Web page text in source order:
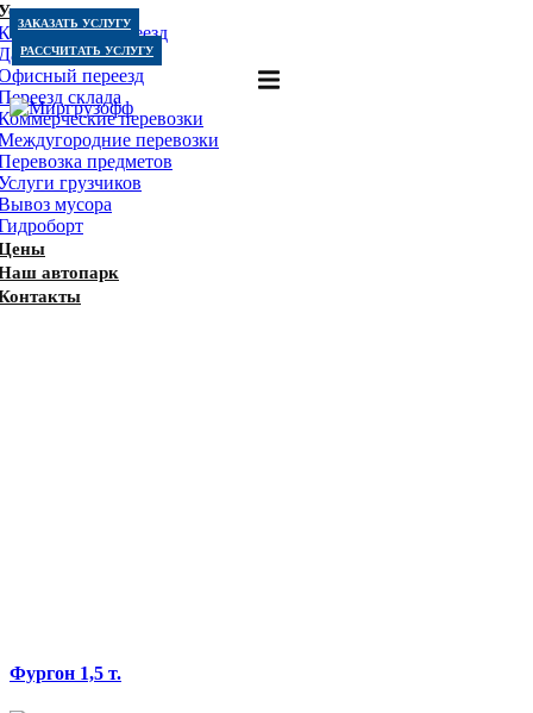
переезд
переезд
переезд
склада
перевозки
перевозки
предметов
грузчиков
мусора
автопарк
ЗАКАЗАТЬ УСЛУГУ
РАССЧИТАТЬ УСЛУГУ
Фургон 1,5 т.